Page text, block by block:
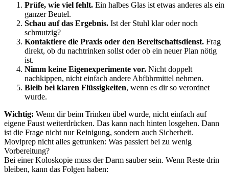
Prüfe, wie viel fehlt. Ein halbes Glas ist etwas anderes als ein
ganzer Beutel.
Schau auf das Ergebnis. Ist der Stuhl klar oder noch
schmutzig?
Kontaktiere die Praxis oder den Bereitschaftsdienst. Frag
direkt, ob du nachtrinken sollst oder ob ein neuer Plan nötig
ist.
Nimm keine Eigenexperimente vor. Nicht doppelt
nachkippen, nicht einfach andere Abführmittel nehmen.
Bleib bei klaren Flüssigkeiten, wenn es dir so verordnet
wurde.
Wichtig: Wenn dir beim Trinken übel wurde, nicht einfach auf
eigene Faust weiterdrücken. Das kann nach hinten losgehen. Dann
ist die Frage nicht nur Reinigung, sondern auch Sicherheit.
Moviprep nicht alles getrunken: Was passiert bei zu wenig
Vorbereitung?
Bei einer Koloskopie muss der Darm sauber sein. Wenn Reste drin
bleiben, kann das Folgen haben: